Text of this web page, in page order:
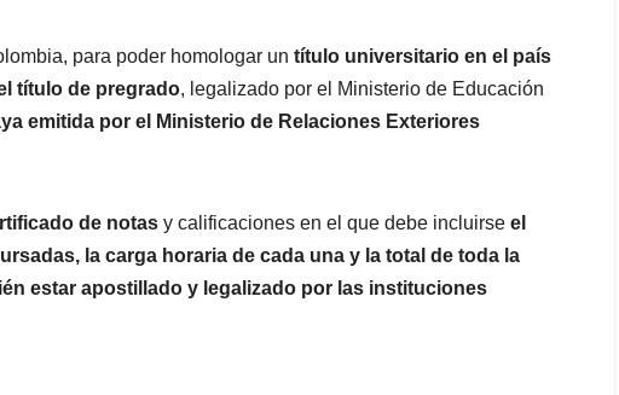
para poder homologar un título universitario en el país
título de pregrado, legalizado por el Ministerio de Educación
emitida por el Ministerio de Relaciones Exteriores
de notas y calificaciones en el que debe incluirse el
la carga horaria de cada una y la total de toda la
estar apostillado y legalizado por las instituciones